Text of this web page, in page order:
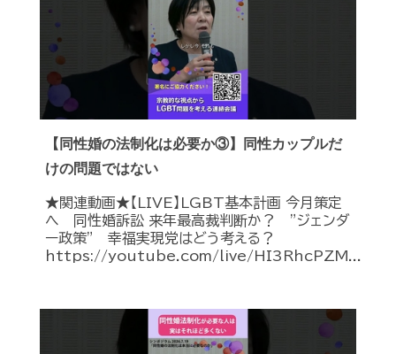
【同性婚の法制化は必要か③】同性カップルだ
けの問題ではない
★関連動画★【LIVE】LGBT基本計画 今月策定
へ 同性婚訴訟 来年最高裁判断か？ ”ジェンダ
ー政策” 幸福実現党はどう考える？
https://youtube.com/live/HI3RhcPZM...